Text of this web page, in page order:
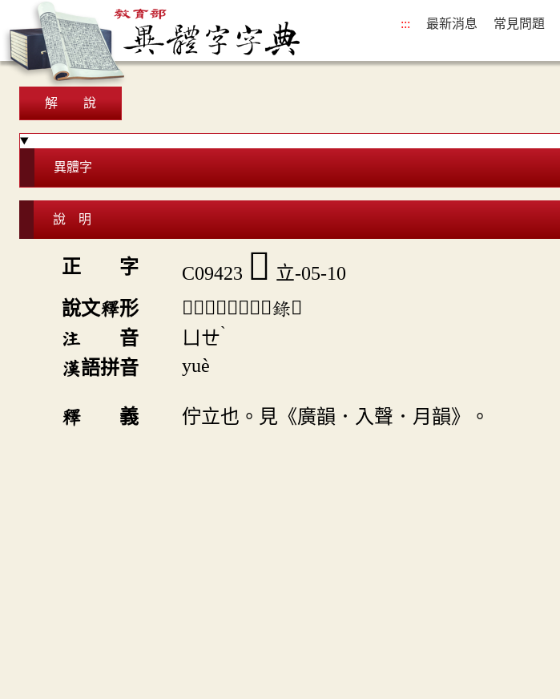
::: 最新消息 常見問題
解 說
異體字
說 明
正 字 C09423 𥩡 立-05-10
說文釋形
「𥩡」《說文》不錄。
注 音
ㄩㄝˋ
漢語拼音 yuè
釋 義 佇立也。見《廣韻．入聲．月韻》。